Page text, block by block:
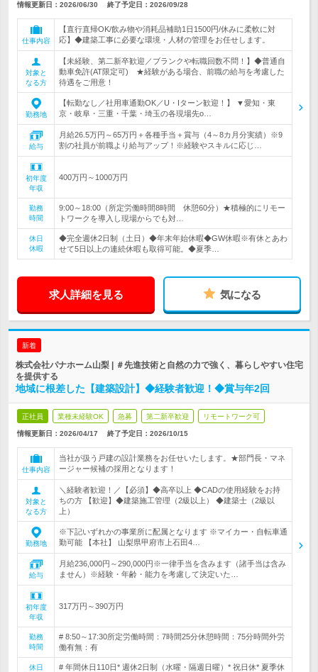
情報更新日：2026/06/30 終了予定日： 2026/09/28
仕事内容
【直行直帰OK/飲み物や消耗品補助1日1500円/休みに柔軟に対
応】◆建築工事に必要な環境・人材の管理をお任せします。
対象と
なる方
【未経験、第二新卒歓迎／ブランクや転職回数不問！】◆普通自
動車免許(AT限定可) ★経験がある場合、前職の給与を考慮した
待遇をご用意！
勤務地
【転勤なし／社用車通勤OK／U・Iターン歓迎！】 ▼愛知・東
京・岐阜・三重・千葉・埼玉の各現場先o…
給与
月給26.5万円～65万円＋各種手当＋賞与（4～8カ月分実績）※9
割の社員が前職より給与アップ！※経験やスキルに応じ…
初年度
年収
400万円～1000万円
勤務
時間
9:00～18:00（所定労働時間8時間 休憩60分）★積極的にリモー
トワークを導入し現場からでも対…
休日
休暇
◆完全週休2日制（土日）◆年末年始休暇◆GW休暇※有休とあわ
せて5日以上の連続休暇も取得可能。◆夏季…
求人詳細を見る 気になる
新着
株式会社パナホーム山梨 | ＃先進技術と自然の力で強く、暮らしやすい住宅
を提供する
地域に根差した【建築設計】◆経験者歓迎！◆賞与年2回
正社員 業種未経験OK 急募 第二新卒歓迎 リモートワーク可
情報更新日：2026/04/17 終了予定日： 2026/10/15
仕事内容
当社が扱う戸建の設計業務をお任せいたします。★部門長・マネ
ージャー候補の採用となります！
対象と
なる方
＼経験者歓迎！／【必須】◆高卒以上 ◆CADの使用経験をお持
ちの方 【歓迎】◆建築施工管理（2級以上） ◆建築士（2級以
上）
勤務地
※下記いずれかの事業所に配属となります ※マイカー・自転車通
勤可能 【本社】 山梨県甲府市上石田4…
給与
月給236,000円～290,000円※一律手当を含みます（諸手当は含み
ません）※経験・年齢・能力を考慮して決定いた…
初年度
年収
317万円～390万円
勤務
時間
# 8:50～17:30所定労働時間：7時間25分休憩時間：75分時間外労
働有無：有
休日
# 年間休日110日* 週休2日制（水曜・隔週日曜）* 祝日休* 夏季休